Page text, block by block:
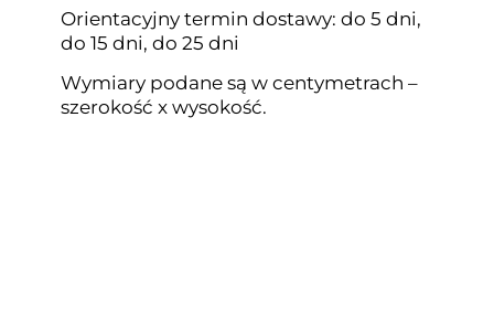
Orientacyjny termin dostawy: do 5 dni,
do 15 dni, do 25 dni
Wymiary podane są w centymetrach –
szerokość x wysokość.